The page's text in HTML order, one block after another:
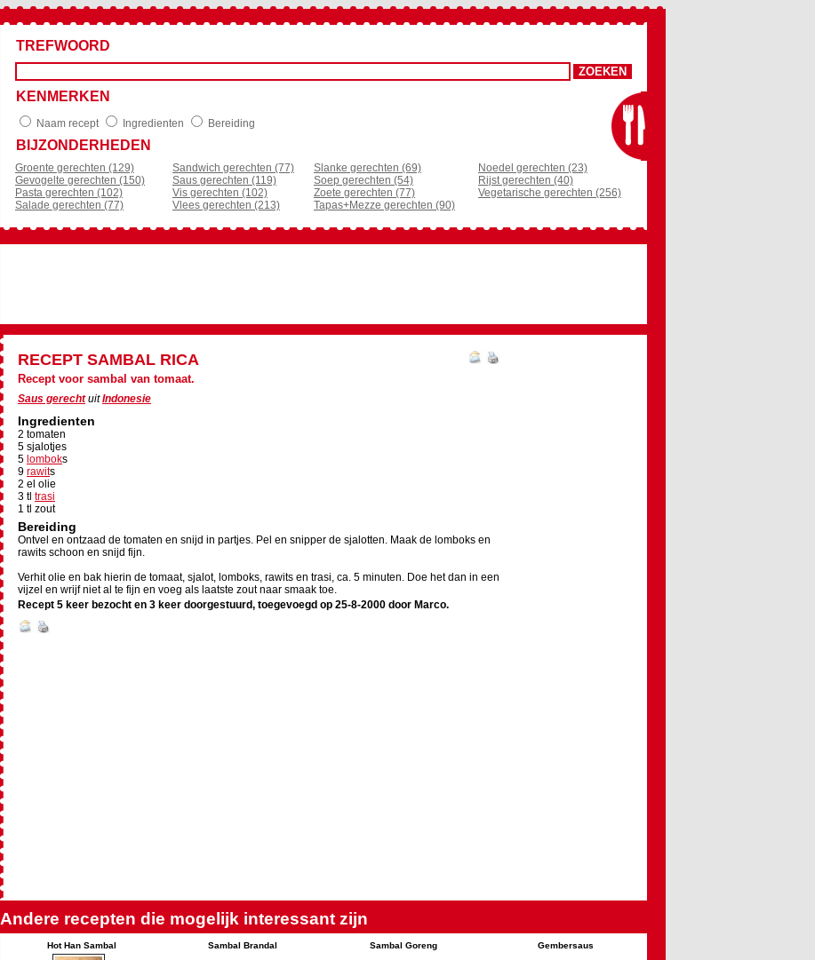
TREFWOORD
KENMERKEN
Naam recept Ingredienten Bereiding
BIJZONDERHEDEN
Groente gerechten (129)
Gevogelte gerechten (150)
Pasta gerechten (102)
Salade gerechten (77)
Sandwich gerechten (77)
Saus gerechten (119)
Vis gerechten (102)
Vlees gerechten (213)
Slanke gerechten (69)
Soep gerechten (54)
Zoete gerechten (77)
Tapas+Mezze gerechten (90)
Noedel gerechten (23)
Rijst gerechten (40)
Vegetarische gerechten (256)
RECEPT SAMBAL RICA
Recept voor sambal van tomaat.
Saus gerechtuitIndonesie
Ingredienten
2 tomaten
5 sjalotjes
5 lomboks
9 rawits
2 el olie
3 tl trasi
1 tl zout
Bereiding
Ontvel en ontzaad de tomaten en snijd in partjes. Pel en snipper de sjalotten. Maak de lomboks en
rawits schoon en snijd fijn.
Verhit olie en bak hierin de tomaat, sjalot, lomboks, rawits en trasi, ca. 5 minuten. Doe het dan in een
vijzel en wrijf niet al te fijn en voeg als laatste zout naar smaak toe.
Recept 5 keer bezocht en 3 keer doorgestuurd, toegevoegd op 25-8-2000 door Marco.
Andere recepten die mogelijk interessant zijn
Hot Han Sambal Sambal Brandal Sambal Goreng Gembersaus